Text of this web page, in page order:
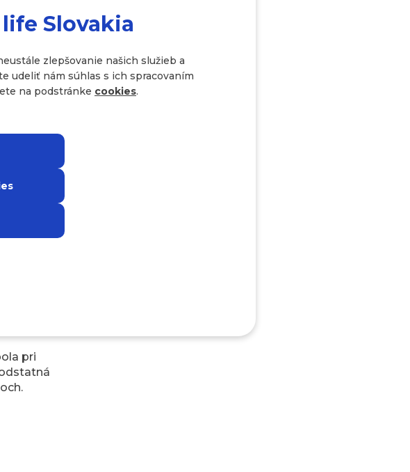
kde
týchto
pri
Slovakia
zlepšovanie našich služieb a
udeliť nám súhlas s ich spracovaním
na podstránke cookies.